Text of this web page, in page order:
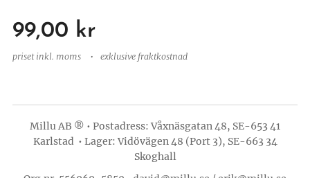
99,00 kr
priset inkl. moms exklusive fraktkostnad
Millu AB ® • Postadress: Våxnäsgatan 48, SE-653 41
Karlstad • Lager: Vidövägen 48 (Port 3), SE-663 34
Skoghall